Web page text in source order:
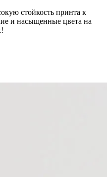
стойкость принта к
и насыщенные цвета на